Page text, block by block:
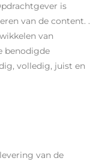
is
van de content. .
van
benodigde
volledig, juist en
van de